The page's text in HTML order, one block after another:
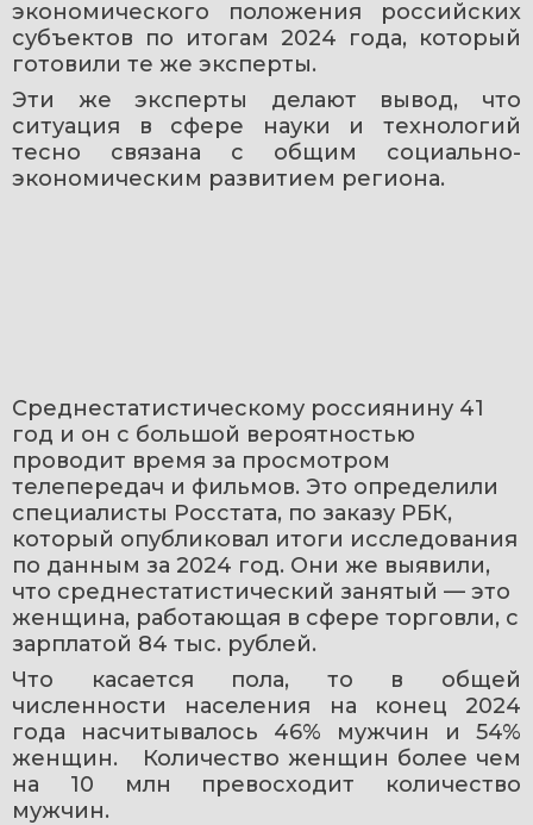
экономического положения российских
субъектов по итогам 2024 года, который
готовили те же эксперты.
Эти же эксперты делают вывод, что
ситуация в сфере науки и технологий
тесно связана с общим социально-
экономическим развитием региона.
Среднестатистическому россиянину 41
год и он с большой вероятностью
проводит время за просмотром
телепередач и фильмов. Это определили
специалисты Росстата, по заказу РБК,
который опубликовал итоги исследования
по данным за 2024 год. Они же выявили,
что среднестатистический занятый — это
женщина, работающая в сфере торговли, с
зарплатой 84 тыс. рублей.
Что касается пола, то в общей
численности населения на конец 2024
года насчитывалось 46% мужчин и 54%
женщин.   Количество женщин более чем
на 10 млн превосходит количество
мужчин.